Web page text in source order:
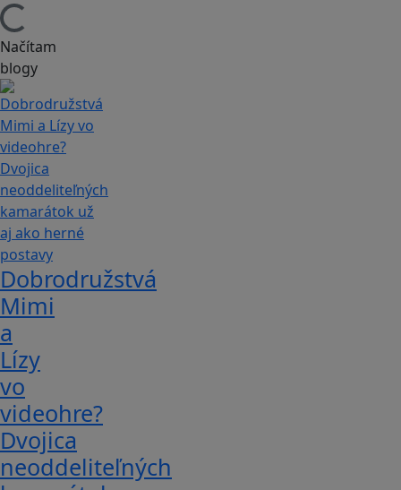
Načítam
blogy
Dobrodružstvá
Mimi
a
Lízy
vo
videohre?
Dvojica
neoddeliteľných